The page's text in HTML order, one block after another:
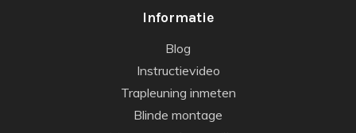
Informatie
Blog
Instructievideo
Trapleuning inmeten
Blinde montage